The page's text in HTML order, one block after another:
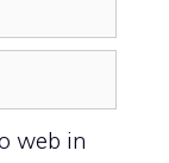
web in